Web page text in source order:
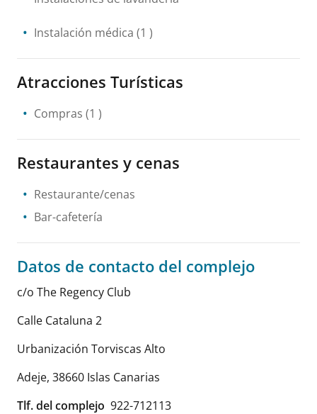
Instalación médica (1 )
Atracciones Turísticas
Compras (1 )
Restaurantes y cenas
Restaurante/cenas
Bar-cafetería
Datos de contacto del complejo
c/o The Regency Club
Calle Cataluna 2
Urbanización Torviscas Alto
Adeje, 38660 Islas Canarias
Tlf. del complejo 922-712113